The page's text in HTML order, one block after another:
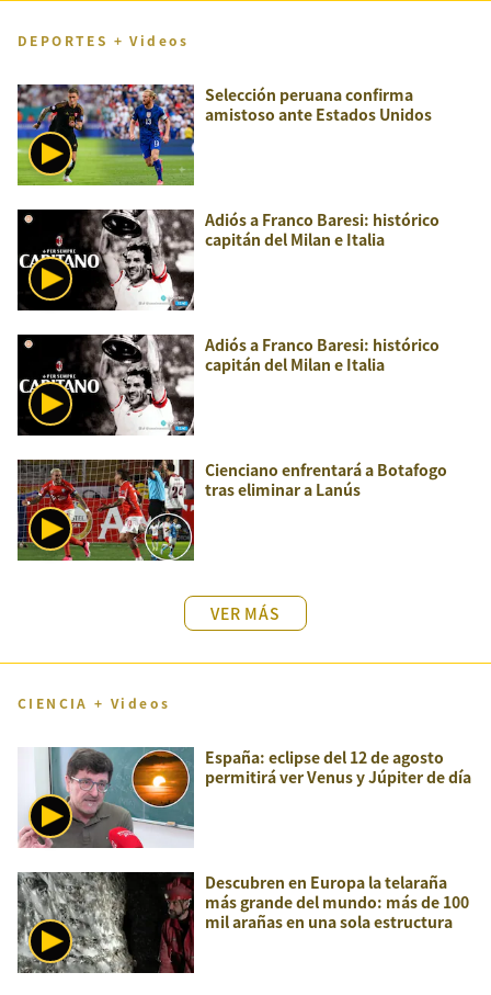
DEPORTES + Videos
Selección peruana confirma
amistoso ante Estados Unidos
Adiós a Franco Baresi: histórico
capitán del Milan e Italia
Adiós a Franco Baresi: histórico
capitán del Milan e Italia
Cienciano enfrentará a Botafogo
tras eliminar a Lanús
VER MÁS
CIENCIA + Videos
España: eclipse del 12 de agosto
permitirá ver Venus y Júpiter de día
Descubren en Europa la telaraña
más grande del mundo: más de 100
mil arañas en una sola estructura